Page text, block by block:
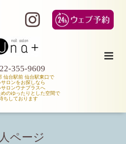
355-9609
仙台駅前 仙台駅東口で
ロンをお探しなら
サロンウナプラスへ
のゆったりとした空間で
ちしております
ページ